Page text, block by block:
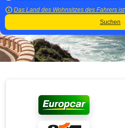
Das Land des Wohnsitzes des Fahrers ist
Suchen